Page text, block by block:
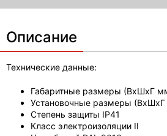
Описание
Технические данные:
Габаритные размеры (ВхШхГ
Установочные размеры
Степень защиты IP41
Класс электроизоляции II